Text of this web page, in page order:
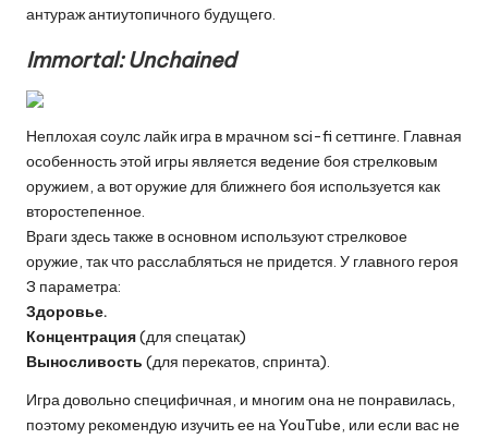
антураж антиутопичного будущего.
Immortal: Unchained
Неплохая соулс лайк игра в мрачном sci-fi сеттинге. Главная
особенность этой игры является ведение боя стрелковым
оружием, а вот оружие для ближнего боя используется как
второстепенное.
Враги здесь также в основном используют стрелковое
оружие, так что расслабляться не придется. У главного героя
3 параметра:
Здоровье.
Концентрация(для спецатак)
Выносливость (для перекатов, спринта).
Игра довольно специфичная, и многим она не понравилась,
поэтому рекомендую изучить ее на YouTube, или если вас не